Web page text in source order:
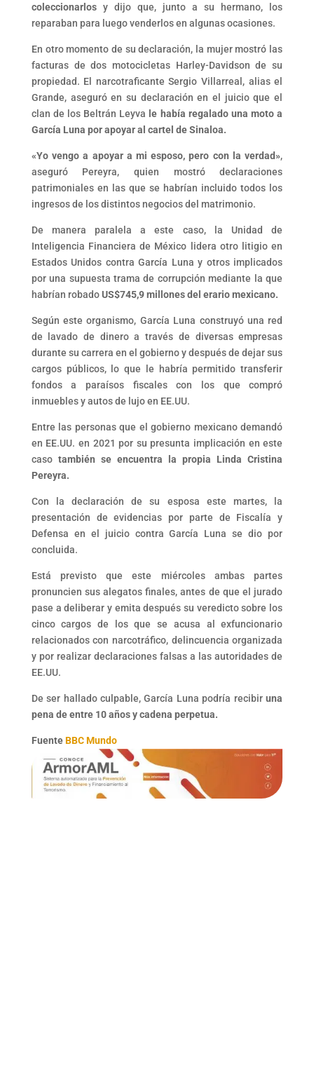
coleccionarlosy dijo que, junto a su hermano, los
reparaban para luego venderlos en algunas ocasiones.
En otro momento de su declaración, la mujer mostró las
facturas de dos motocicletas Harley-Davidson de su
propiedad. El narcotraficante Sergio Villarreal, alias el
Grande, aseguró en su declaración en el juicio que el
clan de los Beltrán Leyva le había regalado una moto a
García Luna por apoyar al cartel de Sinaloa.
«Yo vengo a apoyar a mi esposo, pero con la verdad»,
aseguró Pereyra, quien mostró declaraciones
patrimoniales en las que se habrían incluido todos los
ingresos de los distintos negocios del matrimonio.
De manera paralela a este caso, la Unidad de
Inteligencia Financiera de México lidera otro litigio en
Estados Unidos contra García Luna y otros implicados
por una supuesta trama de corrupción mediante la que
habrían robadoUS$745,9 millones del erario mexicano.
Según este organismo, García Luna construyó una red
de lavado de dinero a través de diversas empresas
durante su carrera en el gobierno y después de dejar sus
cargos públicos, lo que le habría permitido transferir
fondos a paraísos fiscales con los que compró
inmuebles y autos de lujo en EE.UU.
Entre las personas que el gobierno mexicano demandó
en EE.UU. en 2021 por su presunta implicación en este
casotambién se encuentra la propia Linda Cristina
Pereyra.
Con la declaración de su esposa este martes, la
presentación de evidencias por parte de Fiscalía y
Defensa en el juicio contra García Luna se dio por
concluida.
Está previsto que este miércoles ambas partes
pronuncien sus alegatos finales, antes de que el jurado
pase a deliberar y emita después su veredicto sobre los
cinco cargos de los que se acusa al exfuncionario
relacionados con narcotráfico, delincuencia organizada
y por realizar declaraciones falsas a las autoridades de
EE.UU.
De ser hallado culpable, García Luna podría recibiruna
pena de entre 10 años y cadena perpetua.
FuenteBBC Mundo